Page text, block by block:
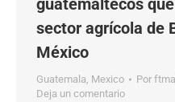
guatemaltecos
sector agrícola de
México
Guatemala, Mexico Por
Deja un comentario